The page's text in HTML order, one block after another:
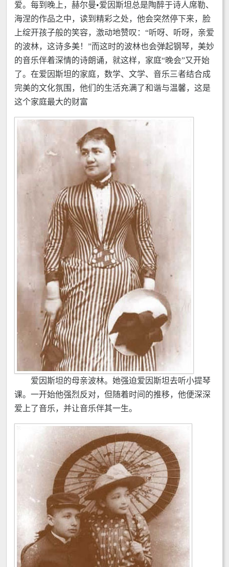
爱。每到晚上，赫尔曼•爱因斯坦总是陶醉于诗人席勒、
海涅的作品之中，读到精彩之处，他会突然停下来，脸
上绽开孩子般的笑容，激动地赞叹：“听呀、听呀，亲爱
的波林，这诗多美！”而这时的波林也会弹起钢琴，美妙
的音乐伴着深情的诗朗诵，就这样，家庭“晚会”又开始
了。在爱因斯坦的家庭，数学、文学、音乐三者结合成
完美的文化氛围，他们的生活充满了和谐与温馨，这是
这个家庭最大的财富
爱因斯坦的母亲波林。她强迫爱因斯坦去听小提琴
课。一开始他强烈反对，但随着时间的推移，他便深深
爱上了音乐，并让音乐伴其一生。